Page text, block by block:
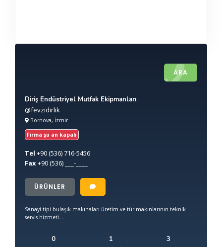
ARA
Diriş Endüstriyel Mutfak Ekipmanları
@fevzidirlik
Bornova, İzmir
Firma şu an kapalı
Tel +90(536) 716-5456
Fax+90(536) ___-____
ÜRÜNLER
Sanayi tipi bulaşık makınaları üretim ve tür makınlarının teknik
servis hizmeti...
0 1 3